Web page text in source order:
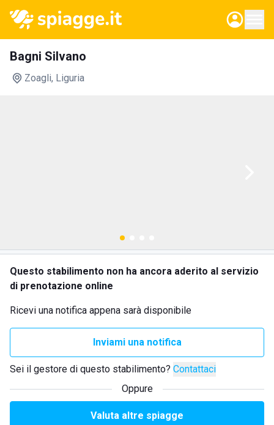
Bagni Silvano
Zoagli, Liguria
Questo stabilimento non ha ancora aderito al servizio
di prenotazione online
Ricevi una notifica appena sarà disponibile
Inviami una notifica
Sei il gestore di questo stabilimento? Contattaci
Oppure
Valuta altre spiagge